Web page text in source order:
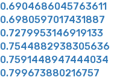
0.6904686045763611
0.6980597017431887
0.7279953146919133
0.7544882938305636
0.7591448947444034
0.799673880216757